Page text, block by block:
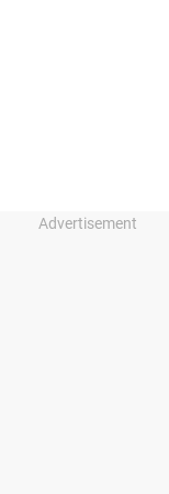
Advertisement